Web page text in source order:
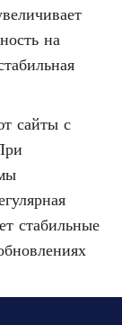
на
сайты с
стабильные